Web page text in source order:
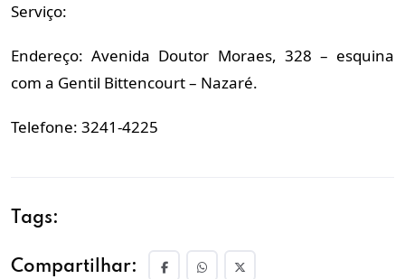
Serviço:
Endereço: Avenida Doutor Moraes, 328 – esquina
com a Gentil Bittencourt – Nazaré.
Telefone: 3241-4225
Tags:
Compartilhar: